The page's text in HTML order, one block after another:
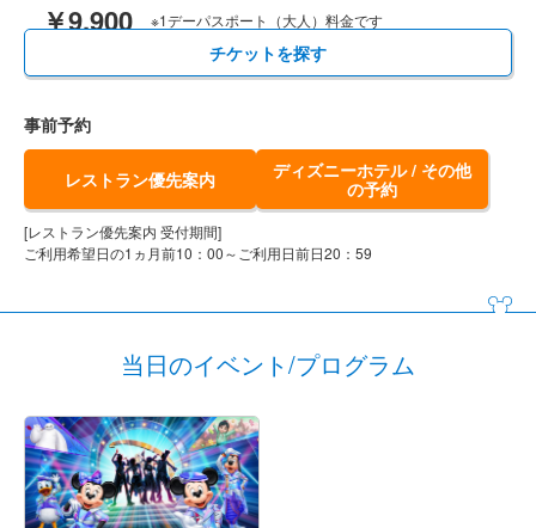
￥9,900 ※1デーパスポート（大人）料金です
チケットを探す
事前予約
レストラン優先案内
ディズニーホテル / その他
の予約
[レストラン優先案内 受付期間]
ご利用希望日の1ヵ月前10：00～ご利用日前日20：59
当日のイベント/プログラム